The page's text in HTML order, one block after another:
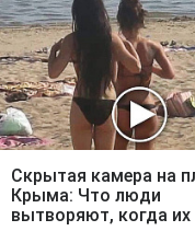
Скрытая камера на
Крыма: Что люди
вытворяют, когда их